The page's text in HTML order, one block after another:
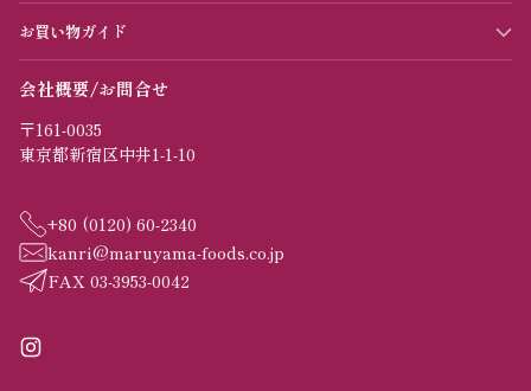
お買い物ガイド
会社概要/お問合せ
〒161-0035
東京都新宿区中井1-1-10
+80 (0120) 60-2340
kanri@maruyama-foods.co.jp
FAX 03-3953-0042